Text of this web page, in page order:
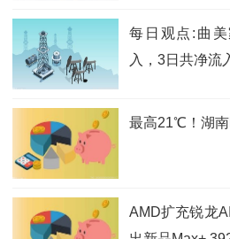
每日观点:曲
入，3日共净流
最高21℃！湖
AMD扩充锐龙